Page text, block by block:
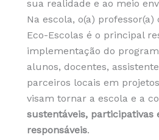
sua realidade e ao meio
Na escola, o(a)
Eco-Escolas é o principal
implementação do
alunos, docentes,
parceiros locais em
visam tornar a escola e a
sustentáveis, participativas
responsáveis.